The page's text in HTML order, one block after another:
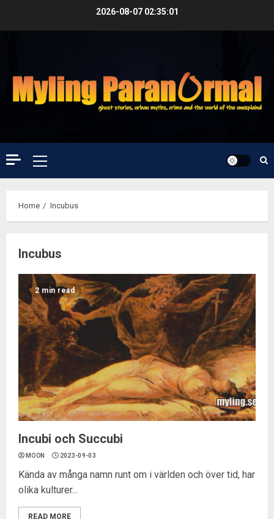
2026-08-07 02:35:01
Primary
Menu
Home Incubus
Incubus
2 min read
Incubi och Succubi
MOON 2023-09-03
Kända av många namn runt om i världen och över tid, har
olika kulturer...
READ MORE